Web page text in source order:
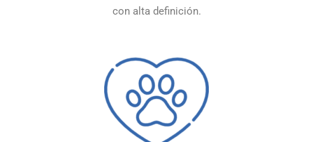
con alta definición.